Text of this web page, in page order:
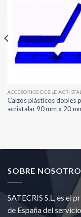
Calzos plásticos dobles
acristalar 90 mm x 20
SOBRE
SATECRIS S.L, es el
de España del